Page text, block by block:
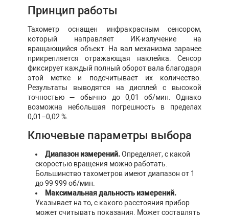
Принцип работы
Тахометр оснащен инфракрасным сенсором,
который направляет ИК-излучение на
вращающийся объект. На вал механизма заранее
прикрепляется отражающая наклейка. Сенсор
фиксирует каждый полный оборот вала благодаря
этой метке и подсчитывает их количество.
Результаты выводятся на дисплей с высокой
точностью — обычно до 0,01 об/мин. Однако
возможна небольшая погрешность в пределах
0,01–0,02 %.
Ключевые параметры выбора
Диапазон измерений.Определяет, с какой
скоростью вращения можно работать.
Большинство тахометров имеют диапазон от 1
до 99 999 об/мин.
Максимальная дальность измерений.
Указывает на то, с какого расстояния прибор
может считывать показания. Может составлять